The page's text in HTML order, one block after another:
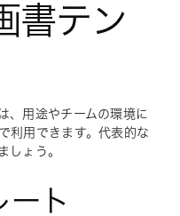
書テン
、用途やチームの環境に
利用できます。代表的な
しょう。
ート